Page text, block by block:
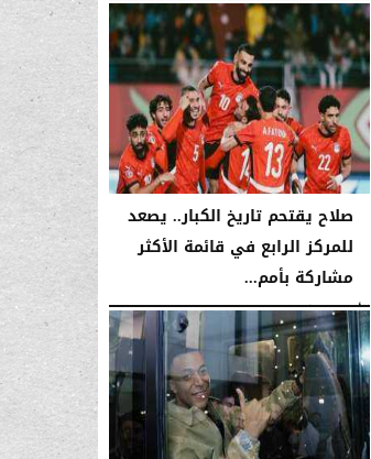
الأربعاء، 14 يناير 2026 04:02 صـ
صلاح يقتحم تاريخ الكبار.. يصعد
للمركز الرابع في قائمة الأكثر
مشاركة بأمم...
الأحد، 11 يناير 2026 01:48 صـ